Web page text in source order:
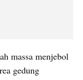
massa menjebol
gedung